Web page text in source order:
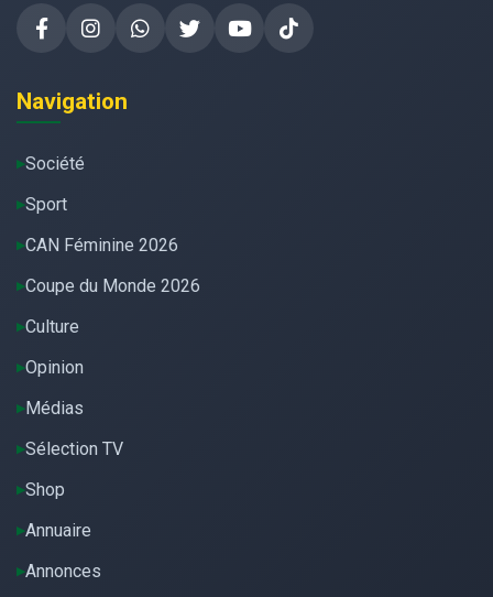
Navigation
Société
Sport
CAN Féminine 2026
Coupe du Monde 2026
Culture
Opinion
Médias
Sélection TV
Shop
Annuaire
Annonces